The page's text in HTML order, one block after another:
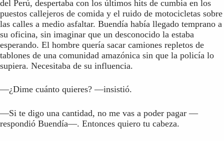
del Perú, despertaba con los últimos hits de cumbia en los
puestos callejeros de comida y el ruido de motocicletas sobre
las calles a medio asfaltar. Buendía había llegado temprano a
su oficina, sin imaginar que un desconocido la estaba
esperando. El hombre quería sacar camiones repletos de
tablones de una comunidad amazónica sin que la policía lo
supiera. Necesitaba de su influencia.
—¿Dime cuánto quieres? —insistió.
—Si te digo una cantidad, no me vas a poder pagar —
respondió Buendía—. Entonces quiero tu cabeza.